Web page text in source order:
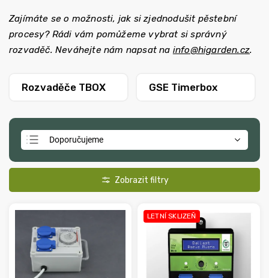
Zajímáte se o možnosti, jak si zjednodušit pěstební
procesy? Rádi vám pomůžeme vybrat si správný
rozvaděč. Neváhejte nám napsat na info@higarden.cz.
Rozvaděče TBOX GSE Timerbox
Doporučujeme
Nejlevnější
LETNÍ SKLIZEŇ